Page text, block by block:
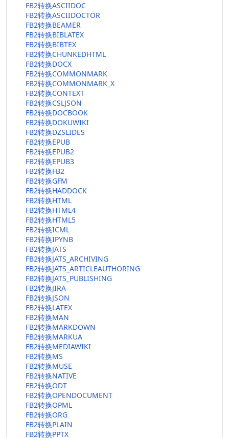
FB2转换ASCIIDOC
FB2转换ASCIIDOCTOR
FB2转换BEAMER
FB2转换BIBLATEX
FB2转换BIBTEX
FB2转换CHUNKEDHTML
FB2转换DOCX
FB2转换COMMONMARK
FB2转换COMMONMARK_X
FB2转换CONTEXT
FB2转换CSLJSON
FB2转换DOCBOOK
FB2转换DOKUWIKI
FB2转换DZSLIDES
FB2转换EPUB
FB2转换EPUB2
FB2转换EPUB3
FB2转换FB2
FB2转换GFM
FB2转换HADDOCK
FB2转换HTML
FB2转换HTML4
FB2转换HTML5
FB2转换ICML
FB2转换IPYNB
FB2转换JATS
FB2转换JATS_ARCHIVING
FB2转换JATS_ARTICLEAUTHORING
FB2转换JATS_PUBLISHING
FB2转换JIRA
FB2转换JSON
FB2转换LATEX
FB2转换MAN
FB2转换MARKDOWN
FB2转换MARKUA
FB2转换MEDIAWIKI
FB2转换MS
FB2转换MUSE
FB2转换NATIVE
FB2转换ODT
FB2转换OPENDOCUMENT
FB2转换OPML
FB2转换ORG
FB2转换PLAIN
FB2转换PPTX